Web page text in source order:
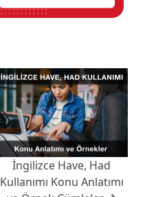
İngilizce Have, Had
Kullanımı Konu Anlatımı